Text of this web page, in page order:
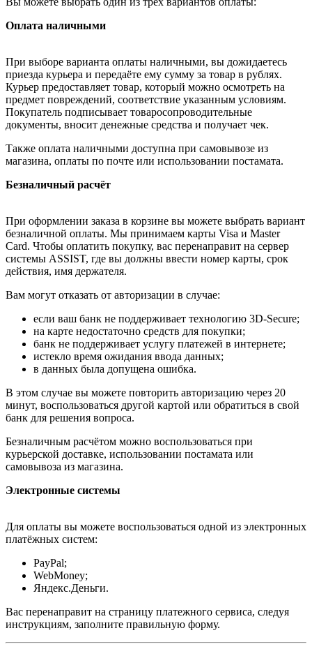
Оплата наличными
При выборе варианта оплаты наличными, вы дожидаетесь
приезда курьера и передаёте ему сумму за товар в рублях.
Курьер предоставляет товар, который можно осмотреть на
предмет повреждений, соответствие указанным условиям.
Покупатель подписывает товаросопроводительные
документы, вносит денежные средства и получает чек.
Также оплата наличными доступна при самовывозе из
магазина, оплаты по почте или использовании постамата.
Безналичный расчёт
При оформлении заказа в корзине вы можете выбрать вариант
безналичной оплаты. Мы принимаем карты Visa и Master
Card. Чтобы оплатить покупку, вас перенаправит на сервер
системы ASSIST, где вы должны ввести номер карты, срок
действия, имя держателя.
Вам могут отказать от авторизации в случае:
если ваш банк не поддерживает технологию 3D-Secure;
на карте недостаточно средств для покупки;
банк не поддерживает услугу платежей в интернете;
истекло время ожидания ввода данных;
в данных была допущена ошибка.
В этом случае вы можете повторить авторизацию через 20
минут, воспользоваться другой картой или обратиться в свой
банк для решения вопроса.
Безналичным расчётом можно воспользоваться при
курьерской доставке, использовании постамата или
самовывоза из магазина.
Электронные системы
Для оплаты вы можете воспользоваться одной из электронных
платёжных систем:
PayPal;
WebMoney;
Яндекс.Деньги.
Вас перенаправит на страницу платежного сервиса, следуя
инструкциям, заполните правильную форму.